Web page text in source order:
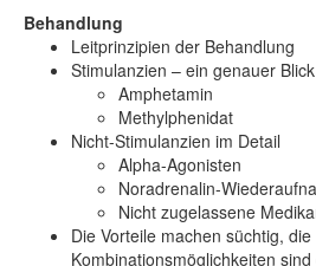
Behandlung
Leitprinzipien der Behandlung
Stimulanzien – ein genauer Blick
Amphetamin
Methylphenidat
Nicht-Stimulanzien im Detail
Alpha-Agonisten
Noradrenalin-
Nicht zugelassene
Die Vorteile machen süchtig, die
Kombinationsmöglichkeiten